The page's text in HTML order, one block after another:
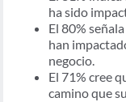
ha sido
El 80%
han
negocio.
El 71% cree
camino que